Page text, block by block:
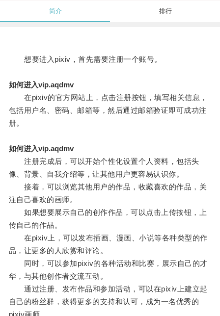
简介 排行
想要进入pixiv，首先需要注册一个账号。
如何进入vip.aqdmv
在pixiv的官方网站上，点击注册按钮，填写相关信息，
包括用户名、密码、邮箱等，然后通过邮箱验证即可成功注
册。
如何进入vip.aqdmv
注册完成后，可以开始个性化设置个人资料，包括头
像、背景、自我介绍等，让其他用户更容易认识你。
接着，可以浏览其他用户的作品，收藏喜欢的作品，关
注自己喜欢的画师。
如果想要展示自己的创作作品，可以点击上传按钮，上
传自己的作品。
在pixiv上，可以发布插画、漫画、小说等各种类型的作
品，让更多的人欣赏和评论。
同时，可以参加pixiv的各种活动和比赛，展示自己的才
华，与其他创作者交流互动。
通过注册、发布作品和参加活动，可以在pixiv上建立起
自己的粉丝群，获得更多的支持和认可，成为一名优秀的